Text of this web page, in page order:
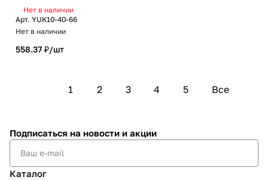
Нет в наличии
Арт. YUK10-40-66
Нет в наличии
558.37 ₽/шт
1 2 3 4 5 Все
Подписаться на новости и акции
Каталог